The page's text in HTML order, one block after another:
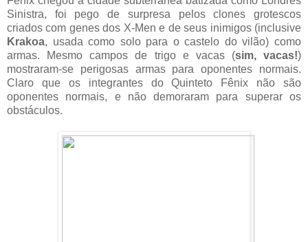
Sinistra, foi pego de surpresa pelos clones grotescos
criados com genes dos X-Men e de seus inimigos (inclusive
Krakoa, usada como solo para o castelo do vilão) como
armas. Mesmo campos de trigo e vacas (sim, vacas!)
mostraram-se perigosas armas para oponentes normais.
Claro que os integrantes do Quinteto Fênix não são
oponentes normais, e não demoraram para superar os
obstáculos.